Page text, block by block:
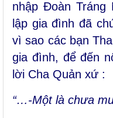
nhập Đoàn
lập gia đình đã
vì sao các bạn
gia đình, để đến
lời Cha Quản xứ :
“…-Một là chưa